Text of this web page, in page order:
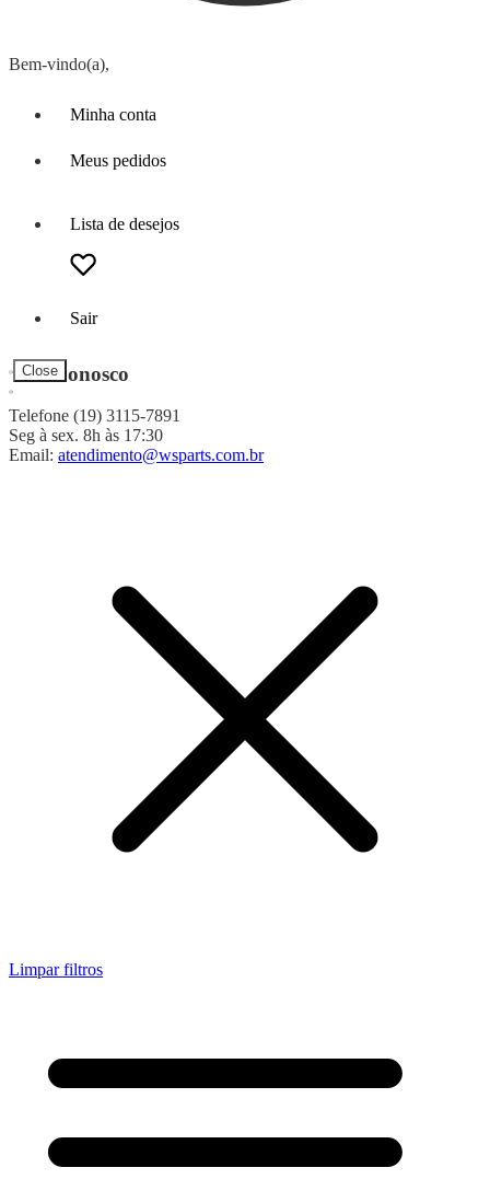
Bem-vindo(a),
Minha conta
Meus pedidos
Lista de desejos
Sair
Close
Fale Conosco
Telefone (19) 3115-7891
Seg à sex. 8h às 17:30
Email: atendimento@wsparts.com.br
Limpar filtros